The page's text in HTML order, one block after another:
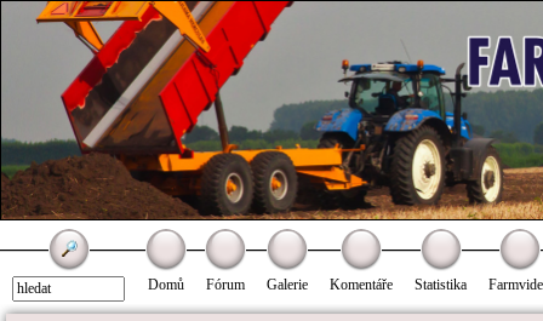
Domů Fórum Galerie Komentáře Statistika